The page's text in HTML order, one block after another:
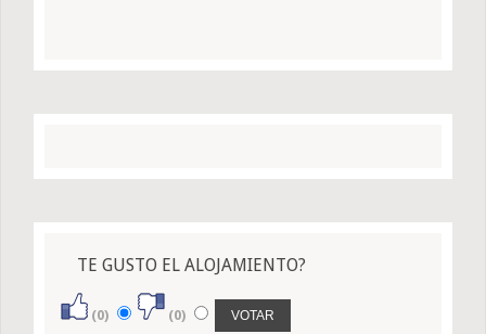
TE GUSTO EL ALOJAMIENTO?
(0) (0)